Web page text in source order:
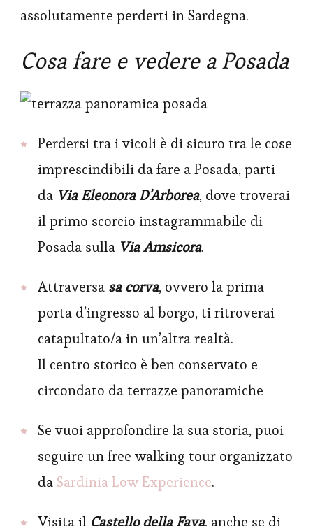
assolutamente perderti in Sardegna.
Cosa fare e vedere a Posada
Perdersi tra i vicoli è di sicuro tra le cose
imprescindibili da fare a Posada, parti
da Via Eleonora D’Arborea, dove troverai
il primo scorcio instagrammabile di
Posada sulla Via Amsicora.
Attraversa sa corva, ovvero la prima
porta d’ingresso al borgo, ti ritroverai
catapultato/a in un’altra realtà.
Il centro storico è ben conservato e
circondato da terrazze panoramiche
Se vuoi approfondire la sua storia, puoi
seguire un free walking tour organizzato
da Sardinia Low Experience.
Visita il Castello della Fava, anche se di